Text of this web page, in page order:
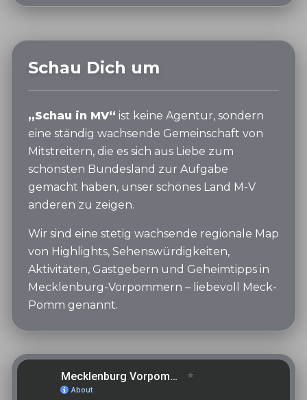
Schau Dich um
„Schau in MV“ ist keine Agentur, sondern
eine ständig wachsende Gemeinschaft von
Mitstreitern, die es sich aus Liebe zum
schönsten Bundesland zur Aufgabe
gemacht haben, unser schönes Land M-V
anderen zu zeigen.
Wir sind eine stetig wachsende regionale Map
von Highlights, Sehenswürdigkeiten,
Aktivitäten, Gastgebern und Geheimtipps in
Mecklenburg-Vorpommern – liebevoll Meck-
Pomm genannt.